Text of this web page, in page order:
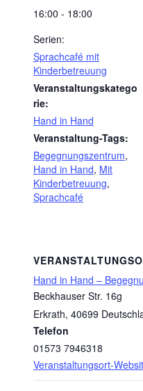
16:00 - 18:00
Serien:
Sprachcafé mit
Kinderbetreuung
Veranstaltungskatego
rie:
Hand in Hand
Veranstaltung-Tags:
Begegnungszentrum,
Hand in Hand, Mit
Kinderbetreuung,
Sprachcafé
Hand in Hand –
Beckhauser Str. 16g
Erkrath, 40699
Telefon
01573 7946318
Veranstaltungsort-